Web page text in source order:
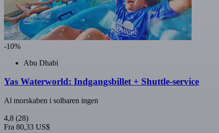
-10%
Abu Dhabi
Yas Waterworld: Indgangsbillet + Shuttle-service
Al morskaben i solbaren ingen
4,8 (28)
Fra 80,33 US$